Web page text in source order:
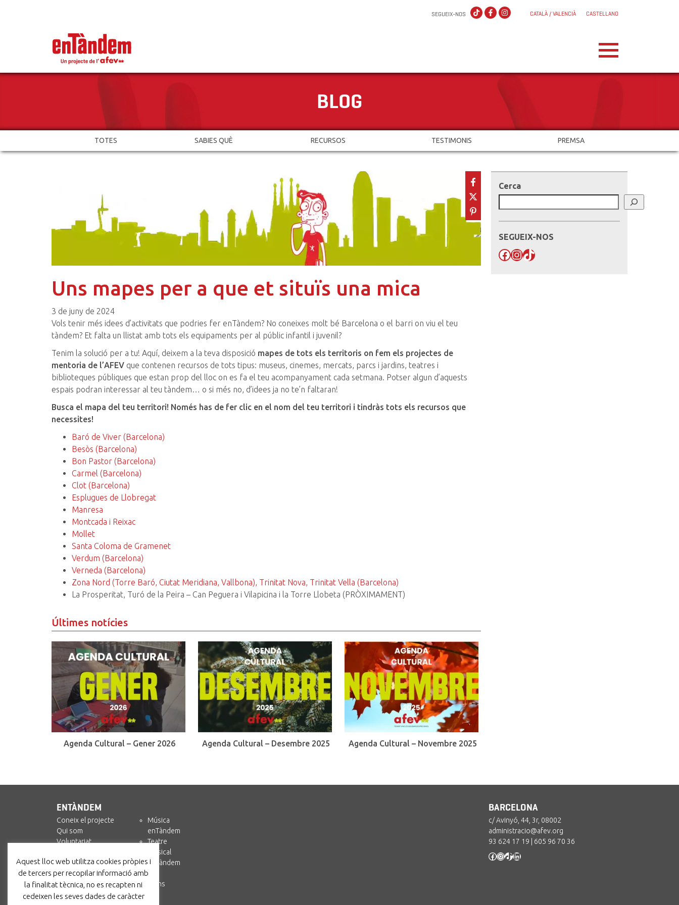
CATALÀ / VALENCIÀ CASTELLANO
SEGUEIX-NOS
BLOG
TOTES SABIES QUÈ RECURSOS TESTIMONIS PREMSA
Uns mapes per a que et situïs una mica
3 de juny de 2024
Vols tenir més idees d’activitats que podries fer enTàndem? No coneixes molt bé Barcelona o el barri on viu el teu
tàndem? Et falta un llistat amb tots els equipaments per al públic infantil i juvenil?
Tenim la solució per a tu! Aquí, deixem a la teva disposició mapes de tots els territoris on fem els projectes de
mentoria de l’AFEV que contenen recursos de tots tipus: museus, cinemes, mercats, parcs i jardins, teatres i
biblioteques públiques que estan prop del lloc on es fa el teu acompanyament cada setmana. Potser algun d’aquests
espais podran interessar al teu tàndem… o si més no, d’idees ja no te’n faltaran!
Busca el mapa del teu territori! Només has de fer clic en el nom del teu territori i tindràs tots els recursos que
necessites!
Baró de Viver (Barcelona)
Besòs (Barcelona)
Bon Pastor (Barcelona)
Carmel (Barcelona)
Clot (Barcelona)
Esplugues de Llobregat
Manresa
Montcada i Reixac
Mollet
Santa Coloma de Gramenet
Verdum (Barcelona)
Verneda (Barcelona)
Zona Nord (Torre Baró, Ciutat Meridiana, Vallbona), Trinitat Nova, Trinitat Vella (Barcelona)
La Prosperitat, Turó de la Peira – Can Peguera i Vilapicina i la Torre Llobeta (PRÒXIMAMENT)
Últimes notícies
Agenda Cultural – Gener 2026 Agenda Cultural – Desembre 2025 Agenda Cultural – Novembre 2025
Cerca
SEGUEIX-NOS
Facebook
Instagram
TikTok
ENTÀNDEM
Coneix el projecte
Qui som
Voluntariat
enTàndem +
Amics i Circ
Música
enTàndem
Teatre
Musical
enTàndem
Recursos
Contacta’ns
BARCELONA
c/ Avinyó, 44, 3r, 08002
administracio@afev.org
93 624 17 19
605 96 70 36
Facebook
Instagram
TikTok
LinkedIn
Aquest lloc web utilitza cookies pròpies i
de tercers per recopilar informació amb
la finalitat tècnica, no es recapten ni
cedeixen les seves dades de caràcter